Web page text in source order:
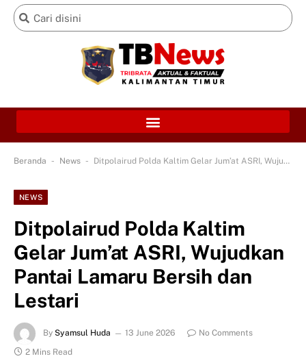
Beranda - News - Ditpolairud Polda Kaltim Gelar Jum’at ASRI, Wujudkan Pantai Lamaru Bersih dan Lestari
NEWS
Ditpolairud Polda Kaltim
Gelar Jum’at ASRI, Wujudkan
Pantai Lamaru Bersih dan
Lestari
By Syamsul Huda 13 June 2026
No Comments
2 Mins Read